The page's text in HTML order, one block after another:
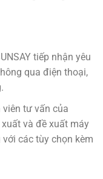
tiếp nhận yêu
qua điện thoại,
tư vấn của
và đề xuất máy
các tùy chọn kèm